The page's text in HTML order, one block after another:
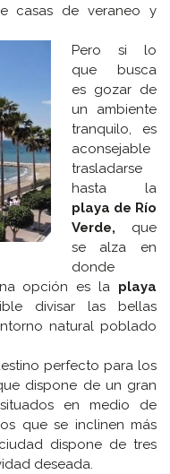
casas de veraneo y
Pero si lo
que busca
es gozar de
un ambiente
tranquilo, es
aconsejable
trasladarse
hasta la
playa de Río
Verde, que
se alza en
donde
opción es la playa
divisar las bellas
natural poblado
perfecto para los
dispone de un gran
en medio de
que se inclinen más
dispone de tres
deseada.